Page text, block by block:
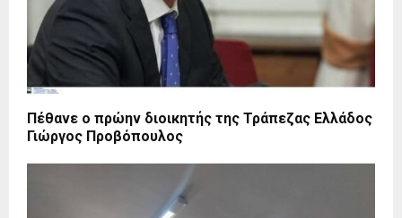
Πέθανε ο πρώην διοικητής της Τράπεζας Ελλάδος
Γιώργος Προβόπουλος